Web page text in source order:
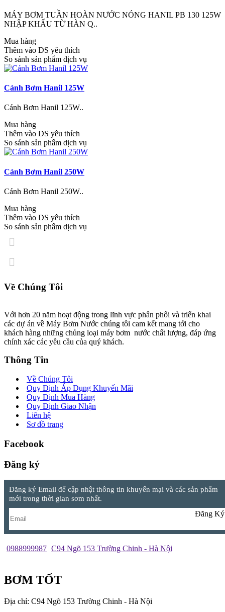
MÁY BƠM TUẦN HOÀN NƯỚC NÓNG HANIL PB 130 125W
NHẬP KHẨU TỪ HÀN Q..
Mua hàng
Thêm vào DS yêu thích
So sánh sản phẩm dịch vụ
Cánh Bơm Hanil 125W
Cánh Bơm Hanil 125W..
Mua hàng
Thêm vào DS yêu thích
So sánh sản phẩm dịch vụ
Cánh Bơm Hanil 250W
Cánh Bơm Hanil 250W..
Mua hàng
Thêm vào DS yêu thích
So sánh sản phẩm dịch vụ
Về Chúng Tôi
Với hơn 20 năm hoạt động trong lĩnh vực phân phối và triển khai
các dự án về Máy Bơm Nước chúng tôi cam kết mang tới cho
khách hàng những chủng loại máy bơm nước chất lượng, đáp ứng
chính xác các yêu cầu của quý khách.
Thông Tin
Về Chúng Tôi
Quy Định Áp Dụng Khuyến Mãi
Quy Định Mua Hàng
Quy Định Giao Nhận
Liên hệ
Sơ đồ trang
Facebook
Đăng ký
Đăng ký Email để cập nhật thông tin khuyến mại và các sản phẩm
mới trong thời gian sơm nhất.
Đăng Ký
0988999987 C94 Ngõ 153 Trường Chinh - Hà Nội
BƠM TỐT
Địa chỉ: C94 Ngõ 153 Trường Chinh - Hà Nội